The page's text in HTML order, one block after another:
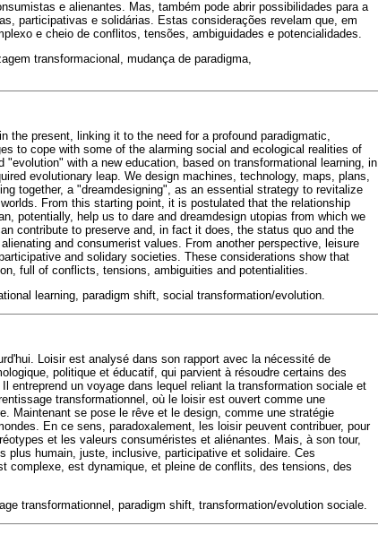
e alienantes. Mas, também pode abrir possibilidades para a
participativas e solidárias. Estas considerações revelam que, em
e cheio de conflitos, tensões, ambiguidades e potencialidades.
transformacional, mudança de paradigma,
present, linking it to the need for a profound paradigmatic,
to cope with some of the alarming social and ecological realities of
with a new education, based on transformational learning, in
evolutionary leap. We design machines, technology, maps, plans,
together, a "dreamdesigning", as an essential strategy to revitalize
From this starting point, it is postulated that the relationship
potentially, help us to dare and dreamdesign utopias from which we
contribute to preserve and, in fact it does, the status quo and the
and consumerist values. From another perspective, leisure
and solidary societies. These considerations show that
full of conflicts, tensions, ambiguities and potentialities.
learning, paradigm shift, social transformation/evolution.
Loisir est analysé dans son rapport avec la nécessité de
politique et éducatif, qui parvient à résoudre certains des
entreprend un voyage dans lequel reliant la transformation sociale et
transformationnel, où le loisir est ouvert comme une
Maintenant se pose le rêve et le design, comme une stratégie
En ce sens, paradoxalement, les loisir peuvent contribuer, pour
et les valeurs consuméristes et aliénantes. Mais, à son tour,
plus humain, juste, inclusive, participative et solidaire. Ces
complexe, est dynamique, et pleine de conflits, des tensions, des
transformationnel, paradigm shift, transformation/evolution sociale.